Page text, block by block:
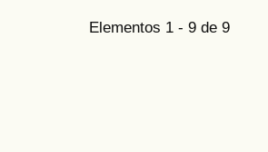
Elementos 1 - 9 de 9